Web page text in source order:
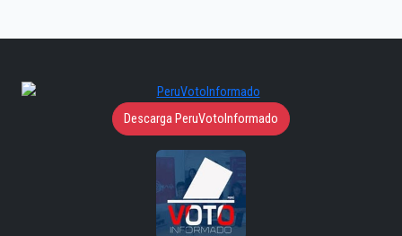
Descarga PeruVotoInformado